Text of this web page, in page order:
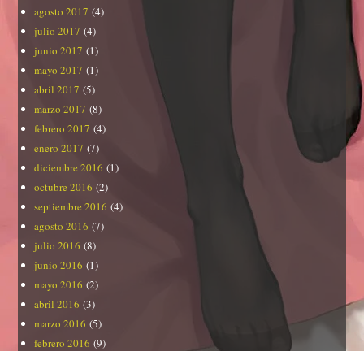
agosto 2017 (4)
julio 2017 (4)
junio 2017 (1)
mayo 2017 (1)
abril 2017 (5)
marzo 2017 (8)
febrero 2017 (4)
enero 2017 (7)
diciembre 2016 (1)
octubre 2016 (2)
septiembre 2016 (4)
agosto 2016 (7)
julio 2016 (8)
junio 2016 (1)
mayo 2016 (2)
abril 2016 (3)
marzo 2016 (5)
febrero 2016 (9)